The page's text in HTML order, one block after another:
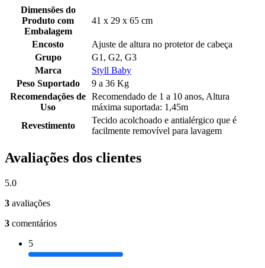
Dimensões do
Produto com
Embalagem
41 x 29 x 65 cm
Encosto
Ajuste de altura no protetor de cabeça
Grupo
G1, G2, G3
Marca
Styll Baby
Peso Suportado
9 a 36 Kg
Recomendações de
Uso
Recomendado de 1 a 10 anos, Altura
máxima suportada: 1,45m
Revestimento
Tecido acolchoado e antialérgico que é
facilmente removível para lavagem
Avaliações dos clientes
5.0
3 avaliações
3 comentários
5